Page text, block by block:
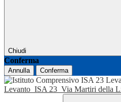
Chiudi
Conferma
Annulla Conferma
Levanto ISA 23 Via Martiri della